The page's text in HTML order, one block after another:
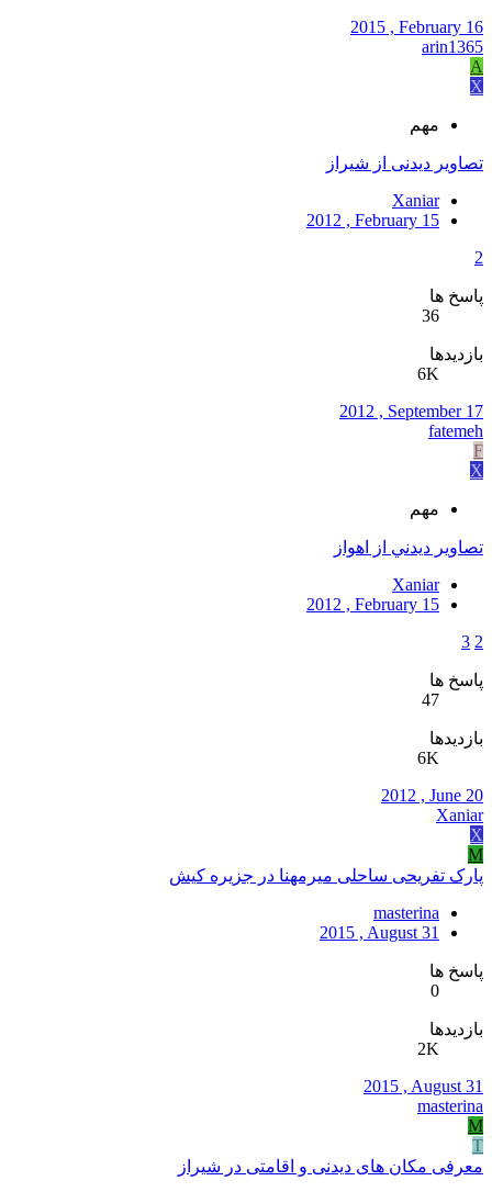
2015 , February 16
arin1365
A
X
مهم
تصاویر دیدنی از شیراز
Xaniar
2012 , February 15
2
پاسخ ها
36
بازدیدها
6K
2012 , September 17
fatemeh
F
X
مهم
تصاوير ديدني از اهواز
Xaniar
2012 , February 15
2
3
پاسخ ها
47
بازدیدها
6K
2012 , June 20
Xaniar
X
M
پارک تفریحی ساحلی میرمهنا در جزیره کیش
masterina
2015 , August 31
پاسخ ها
0
بازدیدها
2K
2015 , August 31
masterina
M
T
معرفی مکان های دیدنی و اقامتی در شیراز